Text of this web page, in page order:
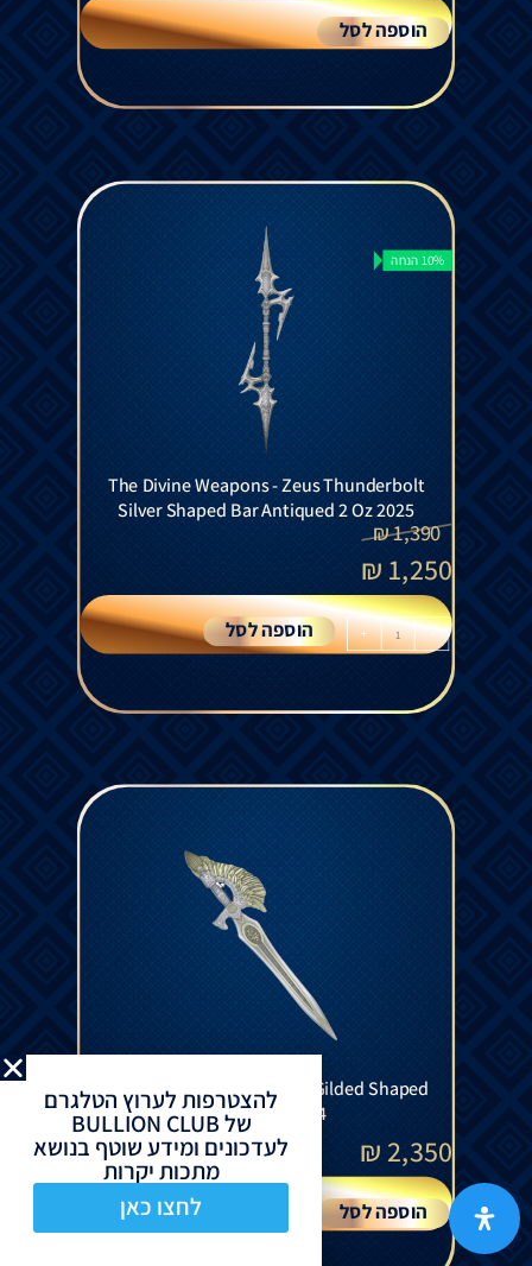
הוספה לסל
10% הנחה
The Divine Weapons - Zeus Thunderbolt
Silver Shaped Bar Antiqued 2 Oz 2025
1,390
₪
1,250
₪
-
+ הוספה לסל
Sword of St. Gabriel Silver Gilded Shaped
Bar 2.5 Oz 2024
2,350
₪
הוספה לסל
להצטרפות לערוץ הטלגרם
של BULLION CLUB
לעדכונים ומידע שוטף בנושא
מתכות יקרות
לחצו כאן